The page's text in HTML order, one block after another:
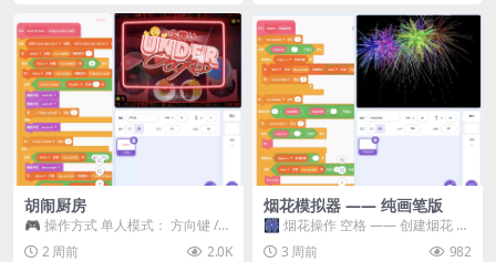
胡闹厨房
🎮 操作方式 单人模式： 方向键 /
WASD —— 移动 Z / K —— 抓...
2 周前 2.0K
烟花模拟器 —— 纯画笔版
🎆 烟花操作 空格 —— 创建烟花 1
~ 3 —— 切换烟花类型 普通烟花
嘶...3 周前 982